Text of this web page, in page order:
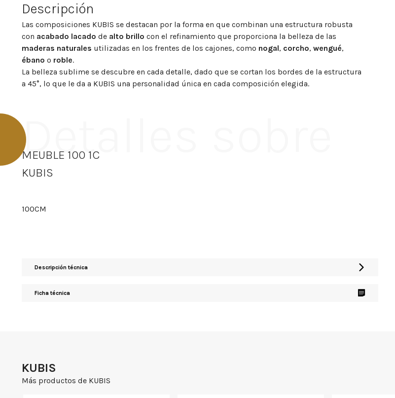
Descripción
Las composiciones KUBIS se destacan por la forma en que combinan una estructura robusta
con acabado lacado de alto brillo con el refinamiento que proporciona la belleza de las
maderas naturales utilizadas en los frentes de los cajones, como nogal, corcho, wengué,
ébano o roble.
La belleza sublime se descubre en cada detalle, dado que se cortan los bordes de la estructura
a 45°, lo que le da a KUBIS una personalidad única en cada composición elegida.
Detalles sobre
MEUBLE 100 1C
KUBIS
100CM
Descripción técnica
Ficha técnica
KUBIS
Más productos de KUBIS